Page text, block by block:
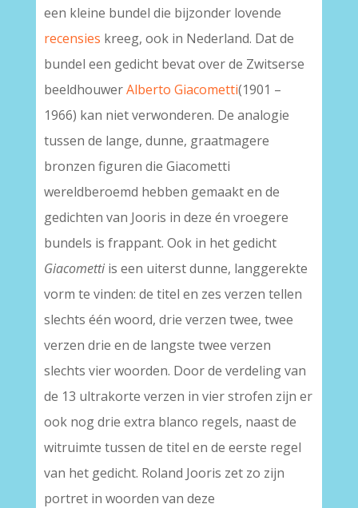
een kleine bundel die bijzonder lovende
recensies kreeg, ook in Nederland. Dat de
bundel een gedicht bevat over de Zwitserse
beeldhouwerAlberto Giacometti(1901 –
1966) kan niet verwonderen. De analogie
tussen de lange, dunne, graatmagere
bronzen figuren die Giacometti
wereldberoemd hebben gemaakt en de
gedichten van Jooris in deze én vroegere
bundels is frappant. Ook in het gedicht
Giacometti is een uiterst dunne, langgerekte
vorm te vinden: de titel en zes verzen tellen
slechts één woord, drie verzen twee, twee
verzen drie en de langste twee verzen
slechts vier woorden. Door de verdeling van
de 13 ultrakorte verzen in vier strofen zijn er
ook nog drie extra blanco regels, naast de
witruimte tussen de titel en de eerste regel
van het gedicht. Roland Jooris zet zo zijn
portret in woorden van deze